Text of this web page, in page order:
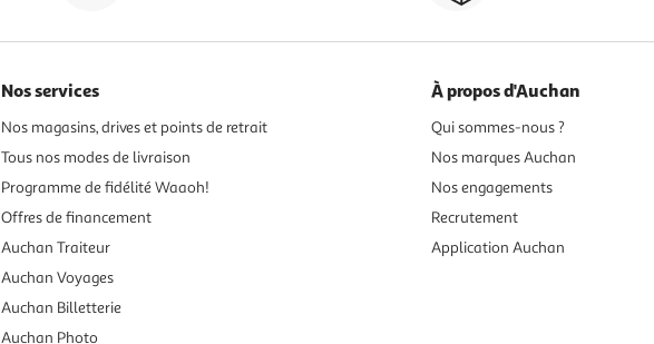
Nos services
Nos magasins, drives et points de retrait
Tous nos modes de livraison
Programme de fidélité Waaoh!
Offres de financement
Auchan Traiteur
Auchan Voyages
Auchan Billetterie
Auchan Photo
À propos d'Auchan
Qui sommes-nous ?
Nos marques Auchan
Nos engagements
Recrutement
Application Auchan